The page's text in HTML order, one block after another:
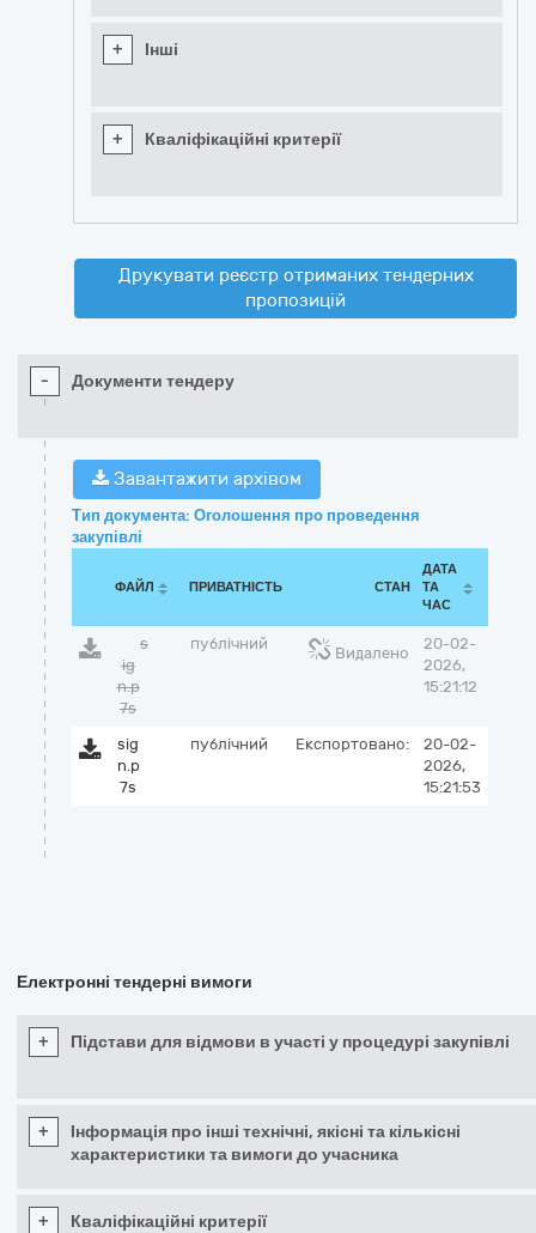
+ Інші
+ Кваліфікаційні критерії
Друкувати реєстр отриманих тендерних
пропозицій
- Документи тендеру
Завантажити архівом
Тип документа: Оголошення про проведення
закупівлі
ФАЙЛ ПРИВАТНІСТЬ СТАН
ДАТА
ТА
ЧАС
s
ig
n.p
7s
публічний
Видалено
20-02-
2026,
15:21:12
sig
n.p
7s
публічний Експортовано:
20-02-
2026,
15:21:53
Електронні тендерні вимоги
+ Підстави для відмови в участі у процедурі закупівлі
+
Інформація про інші технічні, якісні та кількісні
характеристики та вимоги до учасника
+ Кваліфікаційні критерії